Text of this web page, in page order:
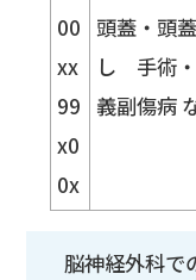
00
xx
99
x0
0x
頭蓋・頭
し 手術
義副傷病
脳神経外科で